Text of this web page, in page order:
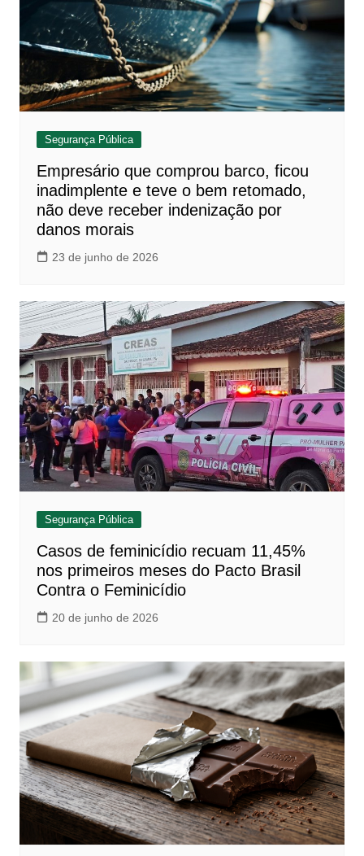
Segurança Pública
Empresário que comprou barco, ficou
inadimplente e teve o bem retomado,
não deve receber indenização por
danos morais
23 de junho de 2026
Segurança Pública
Casos de feminicídio recuam 11,45%
nos primeiros meses do Pacto Brasil
Contra o Feminicídio
20 de junho de 2026